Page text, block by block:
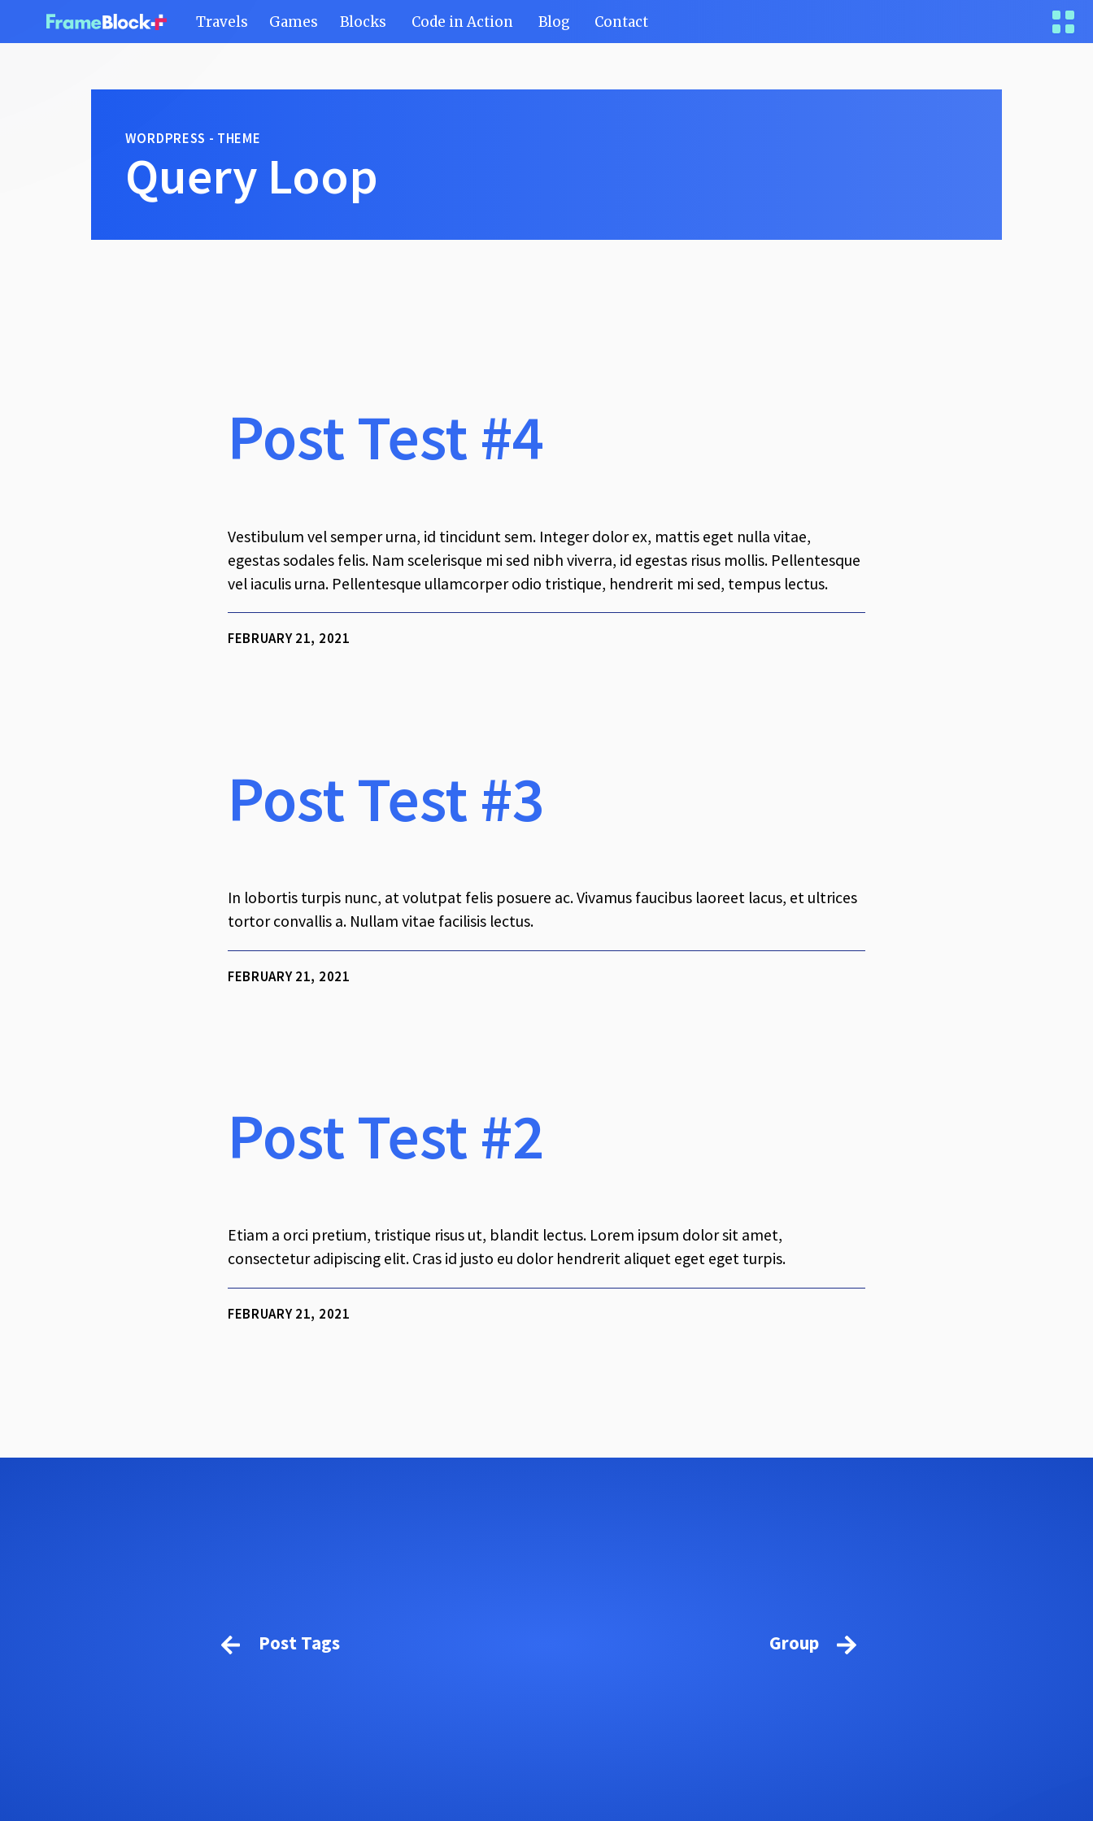
Travels Games Blocks Code in Action Blog Contact
WORDPRESS - THEME
Query Loop
Post Test #4
Vestibulum vel semper urna, id tincidunt sem. Integer dolor ex, mattis eget nulla vitae,
egestas sodales felis. Nam scelerisque mi sed nibh viverra, id egestas risus mollis. Pellentesque
vel iaculis urna. Pellentesque ullamcorper odio tristique, hendrerit mi sed, tempus lectus.
FEBRUARY 21, 2021
Post Test #3
In lobortis turpis nunc, at volutpat felis posuere ac. Vivamus faucibus laoreet lacus, et ultrices
tortor convallis a. Nullam vitae facilisis lectus.
FEBRUARY 21, 2021
Post Test #2
Etiam a orci pretium, tristique risus ut, blandit lectus. Lorem ipsum dolor sit amet,
consectetur adipiscing elit. Cras id justo eu dolor hendrerit aliquet eget eget turpis.
FEBRUARY 21, 2021
Post Tags Group